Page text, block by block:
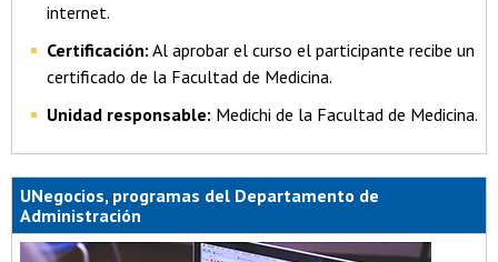
internet.
Certificación: Al aprobar el curso el participante recibe un
certificado de la Facultad de Medicina.
Unidad responsable: Medichi de la Facultad de Medicina.
UNegocios, programas del Departamento de
Administración